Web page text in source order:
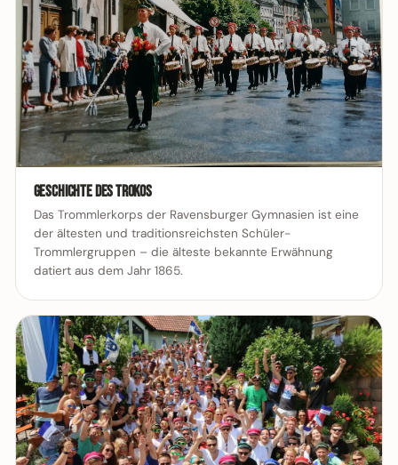
Geschichte des Trokos
Das Trommlerkorps der Ravensburger Gymnasien ist eine
der ältesten und traditionsreichsten Schüler-
Trommlergruppen – die älteste bekannte Erwähnung
datiert aus dem Jahr 1865.